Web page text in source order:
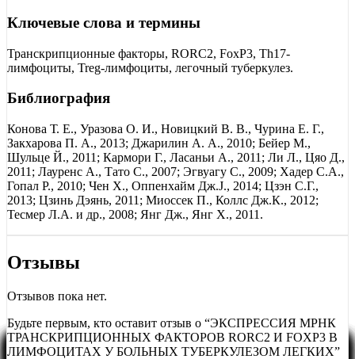
Ключевые слова и термины
Транскрипционные факторы, RORC2, FoxP3, Th17-
лимфоциты, Treg-лимфоциты, легочный туберкулез.
Библиография
Конова Т. Е., Уразова О. И., Новицкий В. В., Чурина Е. Г.,
Закхарова П. А., 2013; Джарилин А. А., 2010; Бейер М.,
Шульце Й., 2011; Кармори Г., Ласаньи А., 2011; Ли Л., Цяо Д.,
2011; Лауренс А., Тато С., 2007; Эгвуагу С., 2009; Хадер С.А.,
Гопал Р., 2010; Чен Х., Оппенхайм Дж.J., 2014; Цзэн С.Г.,
2013; Цзинь Дэянь, 2011; Миоcсек П., Коллс Дж.К., 2012;
Тесмер Л.А. и др., 2008; Янг Дж., Янг Х., 2011.
Отзывы
Отзывов пока нет.
Будьте первым, кто оставит отзыв о “ЭКСПРЕССИЯ МРНК
ТРАНСКРИПЦИОННЫХ ФАКТОРОВ RORC2 И FOXP3 В
ЛИМФОЦИТАХ У БОЛЬНЫХ ТУБЕРКУЛЕЗОМ ЛЕГКИХ”